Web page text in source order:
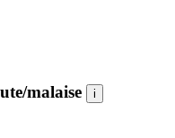
malaise i